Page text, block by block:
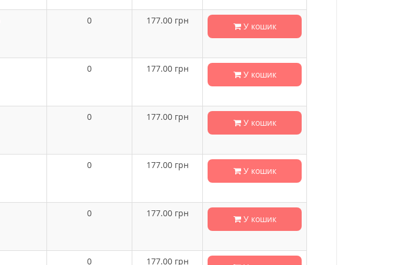
0 177.00грн
У кошик
0 177.00грн
У кошик
0 177.00грн
У кошик
0 177.00грн
У кошик
0 177.00грн
У кошик
0 177.00грн